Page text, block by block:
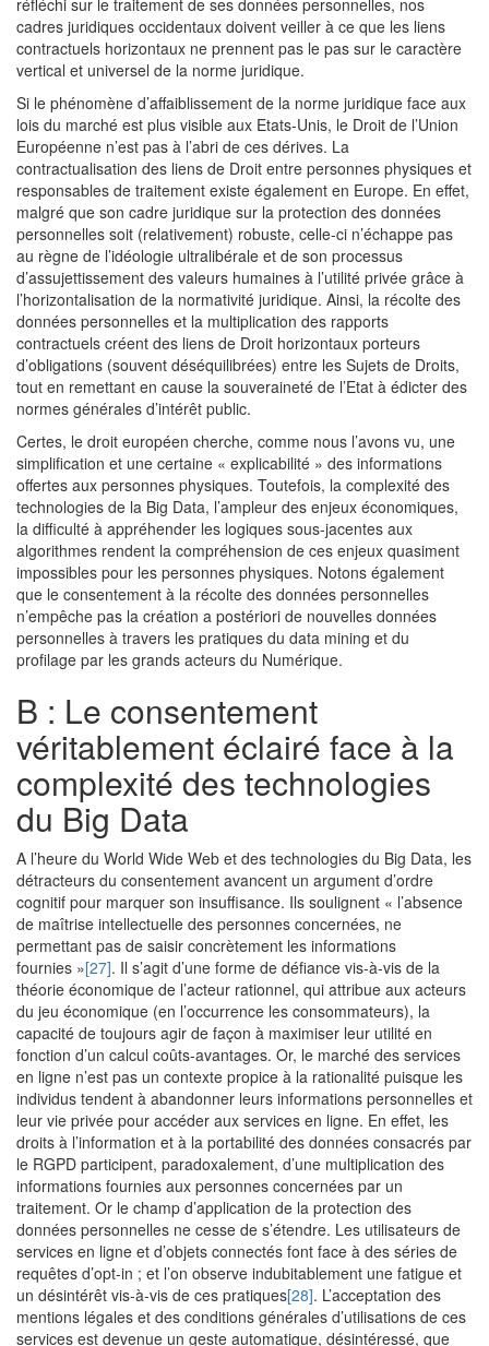
réfléchi sur le traitement de ses données personnelles, nos
cadres juridiques occidentaux doivent veiller à ce que les liens
contractuels horizontaux ne prennent pas le pas sur le caractère
vertical et universel de la norme juridique.
Si le phénomène d’affaiblissement de la norme juridique face aux
lois du marché est plus visible aux Etats-Unis, le Droit de l’Union
Européenne n’est pas à l’abri de ces dérives. La
contractualisation des liens de Droit entre personnes physiques et
responsables de traitement existe également en Europe. En effet,
malgré que son cadre juridique sur la protection des données
personnelles soit (relativement) robuste, celle-ci n’échappe pas
au règne de l’idéologie ultralibérale et de son processus
d’assujettissement des valeurs humaines à l’utilité privée grâce à
l’horizontalisation de la normativité juridique. Ainsi, la récolte des
données personnelles et la multiplication des rapports
contractuels créent des liens de Droit horizontaux porteurs
d’obligations (souvent déséquilibrées) entre les Sujets de Droits,
tout en remettant en cause la souveraineté de l’Etat à édicter des
normes générales d’intérêt public.
Certes, le droit européen cherche, comme nous l’avons vu, une
simplification et une certaine « explicabilité » des informations
offertes aux personnes physiques. Toutefois, la complexité des
technologies de la Big Data, l’ampleur des enjeux économiques,
la difficulté à appréhender les logiques sous-jacentes aux
algorithmes rendent la compréhension de ces enjeux quasiment
impossibles pour les personnes physiques. Notons également
que le consentement à la récolte des données personnelles
n’empêche pas la création a postériori de nouvelles données
personnelles à travers les pratiques du data mining et du
profilage par les grands acteurs du Numérique.
B : Le consentement
véritablement éclairé face à la
complexité des technologies
du Big Data
A l’heure du World Wide Web et des technologies du Big Data, les
détracteurs du consentement avancent un argument d’ordre
cognitif pour marquer son insuffisance. Ils soulignent « l’absence
de maîtrise intellectuelle des personnes concernées, ne
permettant pas de saisir concrètement les informations
fournies »[27]. Il s’agit d’une forme de défiance vis-à-vis de la
théorie économique de l’acteur rationnel, qui attribue aux acteurs
du jeu économique (en l’occurrence les consommateurs), la
capacité de toujours agir de façon à maximiser leur utilité en
fonction d’un calcul coûts-avantages. Or, le marché des services
en ligne n’est pas un contexte propice à la rationalité puisque les
individus tendent à abandonner leurs informations personnelles et
leur vie privée pour accéder aux services en ligne. En effet, les
droits à l’information et à la portabilité des données consacrés par
le RGPD participent, paradoxalement, d’une multiplication des
informations fournies aux personnes concernées par un
traitement. Or le champ d’application de la protection des
données personnelles ne cesse de s’étendre. Les utilisateurs de
services en ligne et d’objets connectés font face à des séries de
requêtes d’opt-in ; et l’on observe indubitablement une fatigue et
un désintérêt vis-à-vis de ces pratiques[28]. L’acceptation des
mentions légales et des conditions générales d’utilisations de ces
services est devenue un geste automatique, désintéressé, que